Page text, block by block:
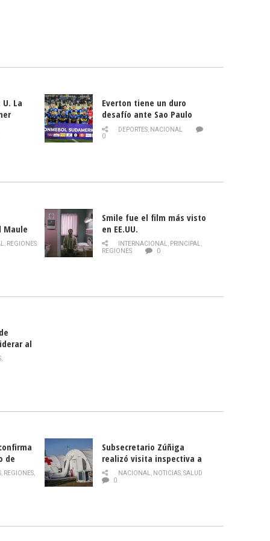
La
Everton tiene un duro
desafío ante Sao Paulo
DEPORTES, NACIONAL
0
Maule
de la
, REGIONES
Smile fue el film más visto
en EE.UU.
INTERNACIONAL, PRINCIPAL,
REGIONES
0
al
,
de
, REGIONES,
Subsecretario Zúñiga
realizó visita inspectiva a
Hospital Modular Sótero del
Río
NACIONAL, NOTICIAS,SALUD
0